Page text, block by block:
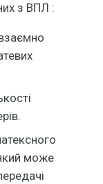
з ВПЛ :
може